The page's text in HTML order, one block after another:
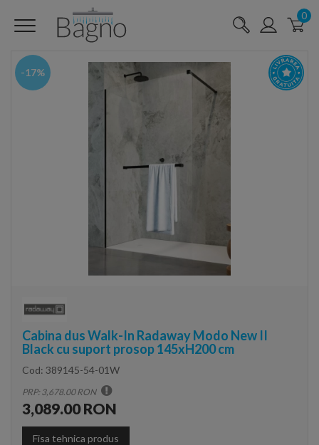
0
-17%
Cabina dus Walk-In Radaway Modo New II
Black cu suport prosop 145xH200 cm
Cod: 389145-54-01W
PRP: 3,678.00 RON
3,089.00 RON
Fisa tehnica produs